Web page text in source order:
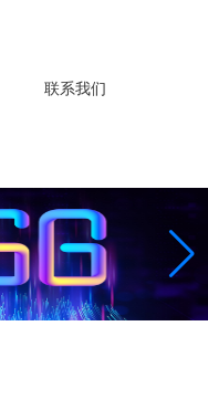
联系我们